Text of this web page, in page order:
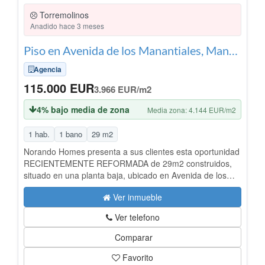
Torremolinos
Anadido hace 3 meses
Piso en Avenida de los Manantiales, Manantiales - Estación de Autobuses, Torremolinos
Agencia
115.000 EUR3.966 EUR/m2
4% bajo media de zona Media zona: 4.144 EUR/m2
1 hab. 1 bano 29 m2
Norando Homes presenta a sus clientes esta oportunidad
RECIENTEMENTE REFORMADA de 29m2 construidos,
situado en una planta baja, ubicado en Avenida de los
Manantiales, una zona perfectamente comunicada y a
pocos minutos de la playa. Distribuida en: • Cocina
abierta al salón. Aire acondicionado. • 1 Cuarto de baño
completo y moderno, con plato de ducha. • Dormitorio • El
edificio cuenta con conserje. • La vivienda se entrega
completamente amueblada. ¡Llámenos y visítelo hoy
mismo! Si lo prefiere puede contactarnos por WhatsApp.
Ver inmueble
Ver telefono
Comparar
Favorito